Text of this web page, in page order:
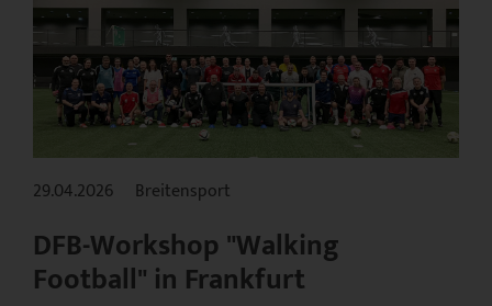
29.04.2026 Breitensport
DFB-Workshop "Walking
Football" in Frankfurt